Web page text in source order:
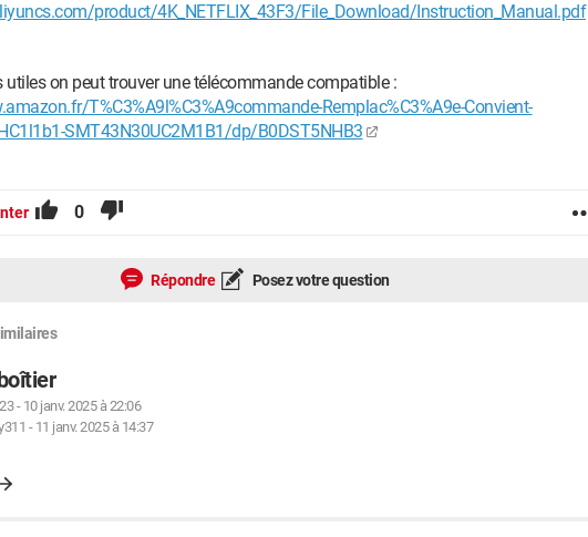
product/4K_NETFLIX_43F3/File_Download/Instruction_Manual.pdf
utiles on peut trouver une télécommande compatible :
T%C3%A9l%C3%A9commande-Remplac%C3%A9e-Convient-
SMT43N30UC2M1B1/dp/B0DST5NHB3
0
Répondre Posez votre question
- 10 janv. 2025 à 22:06
- 11 janv. 2025 à 14:37